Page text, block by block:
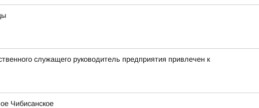
служащего руководитель предприятия привлечен к
Чибисанское